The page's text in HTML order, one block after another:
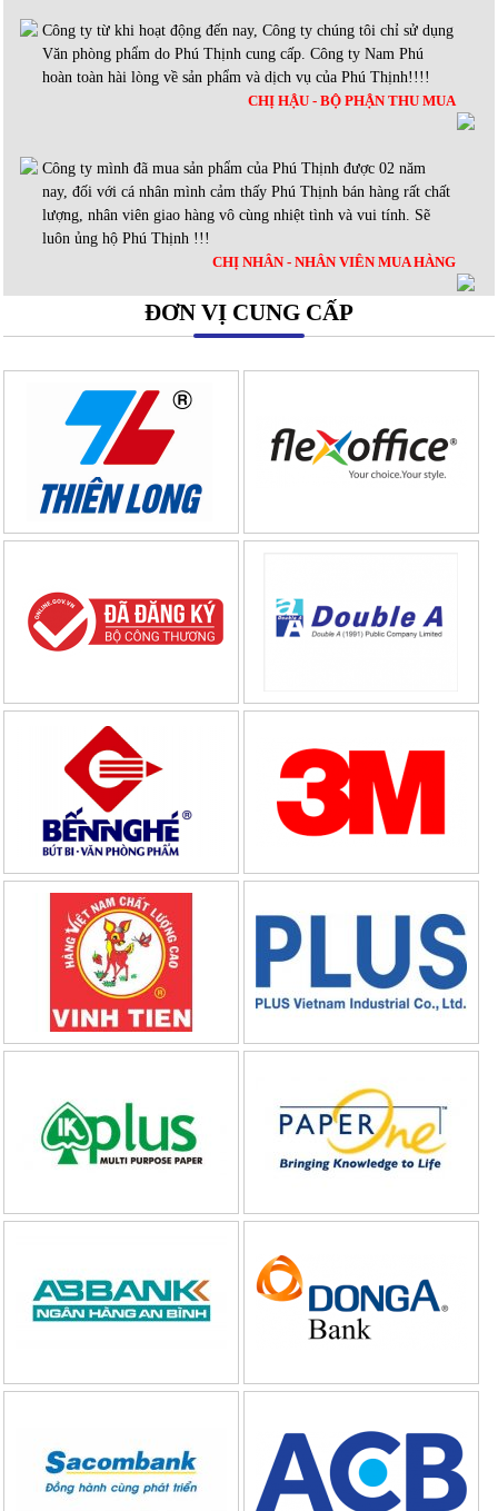
Công ty từ khi hoạt động đến nay, Công ty chúng tôi chỉ sử dụng
Văn phòng phẩm do Phú Thịnh cung cấp. Công ty Nam Phú
hoàn toàn hài lòng về sản phẩm và dịch vụ của Phú Thịnh!!!!
CHỊ HẬU - BỘ PHẬN THU MUA
Công ty mình đã mua sản phẩm của Phú Thịnh được 02 năm
nay, đối với cá nhân mình cảm thấy Phú Thịnh bán hàng rất chất
lượng, nhân viên giao hàng vô cùng nhiệt tình và vui tính. Sẽ
luôn ủng hộ Phú Thịnh !!!
CHỊ NHÂN - NHÂN VIÊN MUA HÀNG
ĐƠN VỊ CUNG CẤP